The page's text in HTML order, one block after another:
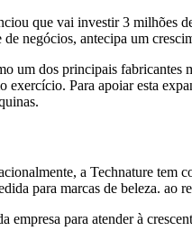
que vai investir 3 milhões
negócios, antecipa um
um dos principais fabricantes
exercício. Para apoiar esta
a Technature tem
para marcas de beleza. ao
para atender à